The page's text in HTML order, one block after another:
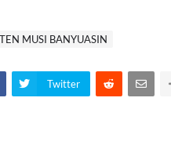
MUSI BANYUASIN
Twitter